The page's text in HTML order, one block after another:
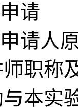
请
请人
职称
本实